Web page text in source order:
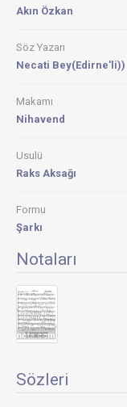
Akın Özkan
Söz Yazarı
Necati Bey(Edirne'li))
Makamı
Nihavend
Usulü
Raks Aksağı
Formu
Şarkı
Notaları
Sözleri